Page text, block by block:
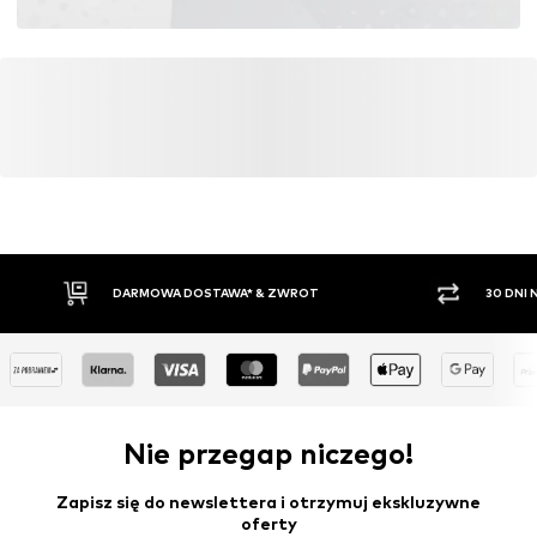
DARMOWA DOSTAWA* & ZWROT 30 DNI
Nie przegap niczego!
Zapisz się do newslettera i otrzymuj ekskluzywne
oferty